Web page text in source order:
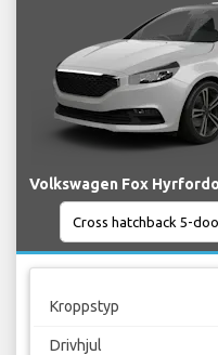
Volkswagen Fox
Kroppstyp
Drivhjul